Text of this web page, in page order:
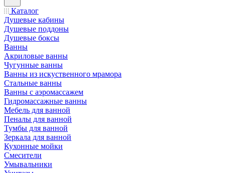
Каталог
Душевые кабины
Душевые поддоны
Душевые боксы
Ванны
Акриловые ванны
Чугунные ванны
Ванны из искуственного мрамора
Стальные ванны
Ванны с аэромассажем
Гидромассажные ванны
Мебель для ванной
Пеналы для ванной
Тумбы для ванной
Зеркала для ванной
Кухонные мойки
Смесители
Умывальники